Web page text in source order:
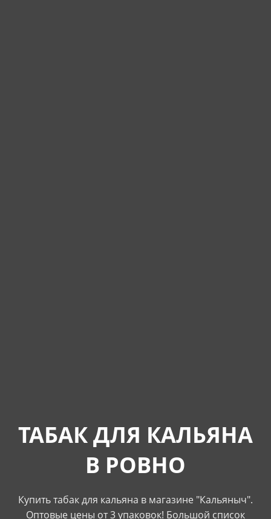
ТАБАК ДЛЯ КАЛЬЯНА
В РОВНО
Купить табак для кальяна в магазине "Кальяныч".
Оптовые цены от 3 упаковок! Большой список